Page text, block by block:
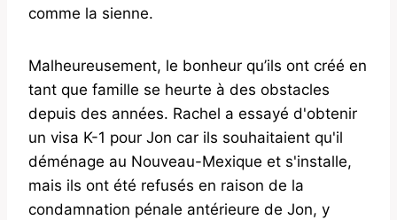
comme la sienne.
Malheureusement, le bonheur qu’ils ont créé en
tant que famille se heurte à des obstacles
depuis des années. Rachel a essayé d'obtenir
un visa K-1 pour Jon car ils souhaitaient qu'il
déménage au Nouveau-Mexique et s'installe,
mais ils ont été refusés en raison de la
condamnation pénale antérieure de Jon, y